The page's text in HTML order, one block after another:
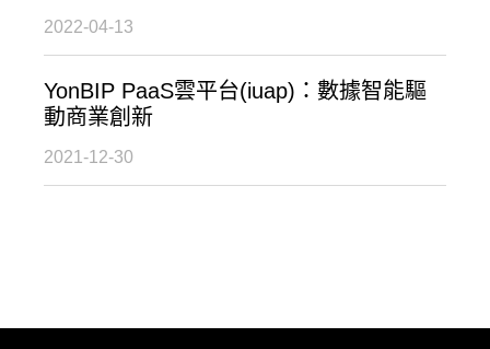
2022-04-13
YonBIP PaaS雲平台(iuap)：數據智能驅
動商業創新
2021-12-30